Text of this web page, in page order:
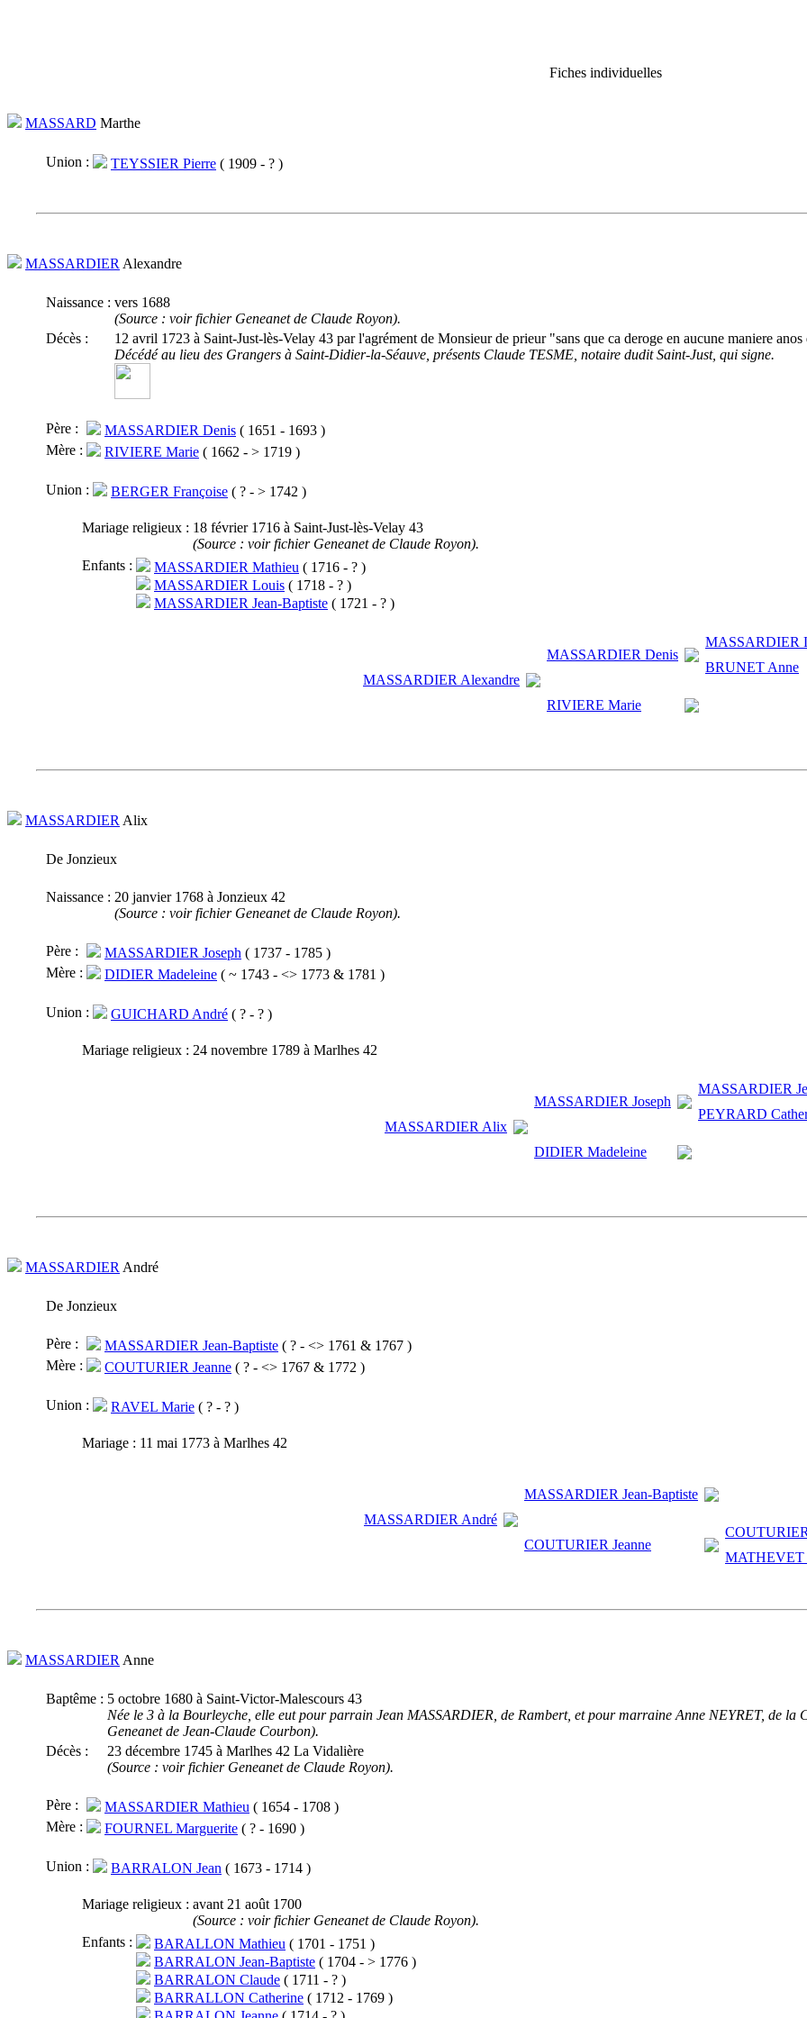
Fiches individuelles
MASSARD Marthe
Union : TEYSSIER Pierre ( 1909 - ? )
MASSARDIER Alexandre
Naissance : vers 1688
(Source : voir fichier Geneanet de Claude Royon).
Décès :
12 avril 1723 à Saint-Just-lès-Velay 43 par l'agrément de Monsieur de prieur "sans que ca deroge en aucune maniere
Décédé au lieu des Grangers à Saint-Didier-la-Séauve, présents Claude TESME, notaire dudit Saint-Just, qui signe.
Père : MASSARDIER Denis ( 1651 - 1693 )
Mère :
RIVIERE Marie ( 1662 - > 1719 )
Union : BERGER Françoise ( ? - > 1742 )
Mariage religieux : 18 février 1716 à Saint-Just-lès-Velay 43
(Source : voir fichier Geneanet de Claude Royon).
Enfants :
MASSARDIER Mathieu ( 1716 - ? )
MASSARDIER Louis ( 1718 - ? )
MASSARDIER Jean-Baptiste ( 1721 - ? )
MASSARDIER Alexandre
MASSARDIER Denis
MASSARDIER
BRUNET Anne
RIVIERE Marie
MASSARDIER Alix
De Jonzieux
Naissance : 20 janvier 1768 à Jonzieux 42
(Source : voir fichier Geneanet de Claude Royon).
Père : MASSARDIER Joseph ( 1737 - 1785 )
Mère :
DIDIER Madeleine ( ~ 1743 - <> 1773 & 1781 )
Union : GUICHARD André ( ? - ? )
Mariage religieux : 24 novembre 1789 à Marlhes 42
MASSARDIER Alix
MASSARDIER Joseph
MASSARDIER
PEYRARD
DIDIER Madeleine
MASSARDIER André
De Jonzieux
Père : MASSARDIER Jean-Baptiste ( ? - <> 1761 & 1767 )
Mère :
COUTURIER Jeanne ( ? - <> 1767 & 1772 )
Union : RAVEL Marie ( ? - ? )
Mariage : 11 mai 1773 à Marlhes 42
MASSARDIER André
MASSARDIER Jean-Baptiste
COUTURIER Jeanne
MATHEVET
MASSARDIER Anne
Baptême : 5 octobre 1680 à Saint-Victor-Malescours 43
Née le 3 à la Bourleyche, elle eut pour parrain Jean MASSARDIER, de Rambert, et pour marraine Anne NEYRET, de la
Geneanet de Jean-Claude Courbon).
Décès :
23 décembre 1745 à Marlhes 42 La Vidalière
(Source : voir fichier Geneanet de Claude Royon).
Père : MASSARDIER Mathieu ( 1654 - 1708 )
Mère :
FOURNEL Marguerite ( ? - 1690 )
Union : BARRALON Jean ( 1673 - 1714 )
Mariage religieux : avant 21 août 1700
(Source : voir fichier Geneanet de Claude Royon).
Enfants :
BARALLON Mathieu ( 1701 - 1751 )
BARRALON Jean-Baptiste ( 1704 - > 1776 )
BARRALON Claude ( 1711 - ? )
BARRALLON Catherine ( 1712 - 1769 )